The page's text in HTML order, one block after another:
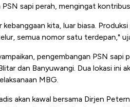
PSN sapi perah, mengingat
kebanggaan kita, luar biasa.
semua nomor satu terdepan,"
pengembangan PSN sapi
dan Banyuwangi. Dua lokasi ini
MBG.
akan kawal bersama Dirjen